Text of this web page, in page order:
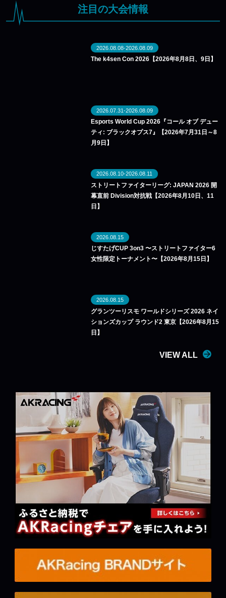
注目の大会情報
2026.08.08-2026.08.09
The k4sen Con 2026【2026年8月8日、9日】
2026.07.31-2026.08.09
Esports World Cup 2026『コール オブ デュー
ティ: ブラックオプス7』【2026年7月31日～8
月9日】
2026.08.10-2026.08.11
ストリートファイターリーグ: JAPAN 2026 開
幕直前 Division対抗戦【2026年8月10日、11
日】
2026.08.15
じすたげCUP 3on3 〜ストリートファイター6
女性限定トーナメント〜【2026年8月15日】
2026.08.15
グランツーリスモ ワールドシリーズ 2026 ネイ
ションズカップ ラウンド2 東京【2026年8月15
日】
VIEW ALL